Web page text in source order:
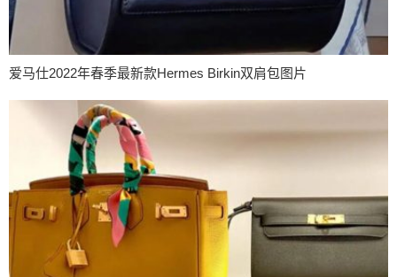
爱马仕2022年春季最新款Hermes Birkin双肩包图片